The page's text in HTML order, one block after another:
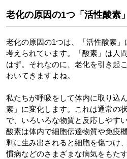
老化の原因の1つ「活性酸素
老化の原因の1つは、「活性酸素
考えられています。「酸素」は人
はず。それなのに、老化を引き起
わいてきますよね。
私たちが呼吸をして体内に取り込
素」に変化します。これは通常の
で、いろいろな物質と反応しやす
酸素は体内で細胞伝達物質や免疫
剰に生み出されると細胞を傷つけ
慣病などのさまざまな病気をもた